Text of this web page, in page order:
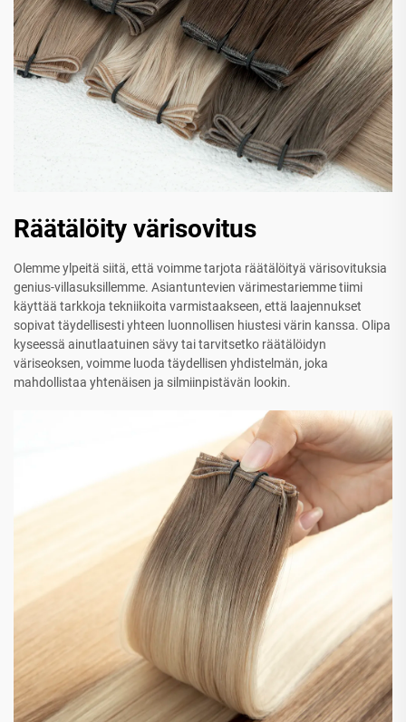
Räätälöity värisovitus
Olemme ylpeitä siitä, että voimme tarjota räätälöityä värisovituksia
genius-villasuksillemme. Asiantuntevien värimestariemme tiimi
käyttää tarkkoja tekniikoita varmistaakseen, että laajennukset
sopivat täydellisesti yhteen luonnollisen hiustesi värin kanssa. Olipa
kyseessä ainutlaatuinen sävy tai tarvitsetko räätälöidyn
väriseoksen, voimme luoda täydellisen yhdistelmän, joka
mahdollistaa yhtenäisen ja silmiinpistävän lookin.